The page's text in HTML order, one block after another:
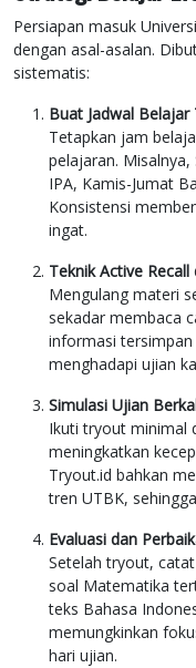
Persiapan masuk
dengan asal-asalan.
sistematis:
Buat Jadwal
Tetapkan jam
pelajaran.
IPA, Kamis-Jumat
Konsistensi
ingat.
Teknik Active
Mengulang materi
sekadar membaca
informasi
menghadapi ujian
Simulasi Ujian
Ikuti tryout minimal
meningkatkan
Tryout.id bahkan
tren UTBK,
Evaluasi dan
Setelah tryout,
soal Matematika
teks Bahasa
memungkinkan
hari ujian.